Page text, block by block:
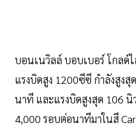
บอนเนวิลล์ บอบเบอร์ โกลด์
แรงบิดสูง 1200ซีซี กำลังสูง
นาที และแรงบิดสูงสุด 106 นิ
4,000 รอบต่อนาทีมาในสี